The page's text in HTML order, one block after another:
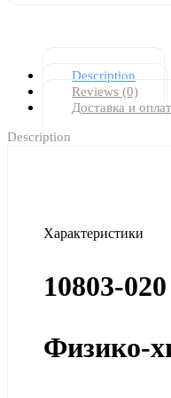
Description
Reviews (0)
Доставка и
Description
Характеристики
10803-
Физико-